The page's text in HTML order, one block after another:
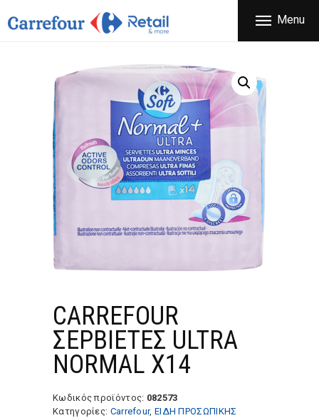
Menu
CARREFOUR
ΕΤΑΙΡΕΙΑ
ΠΡΟΪΟΝΤΑ
ΚΑΤΑΣΤΗΜΑΤΑ
ΠΡΟΣΦΟΡΕΣ
FRANCHISE
ΝΕΑ
ΕΠΙΚΟΙΝΩΝΙΑ
CARREFOUR
ΣΕΡΒΙΕΤΕΣ ULTRA
NORMAL X14
Κωδικός προϊόντος: 082573
Κατηγορίες: Carrefour, ΕΙΔΗ ΠΡΟΣΩΠΙΚΗΣ